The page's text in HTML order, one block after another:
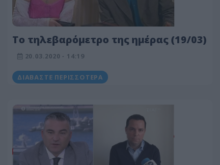
Το τηλεβαρόμετρο της ημέρας (19/03)
20.03.2020 - 14:19
ΔΙΑΒΆΣΤΕ ΠΕΡΙΣΣΌΤΕΡΑ